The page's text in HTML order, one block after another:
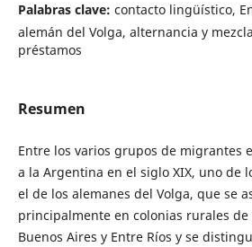
Palabras clave: contacto lingüístico,
alemán del Volga, alternancia y
préstamos
Resumen
Entre los varios grupos de migrantes
a la Argentina en el siglo XIX, uno de
el de los alemanes del Volga, que se
principalmente en colonias rurales
Buenos Aires y Entre Ríos y se